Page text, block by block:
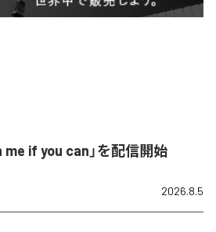
me if you can」を配信開始
2026.8.5